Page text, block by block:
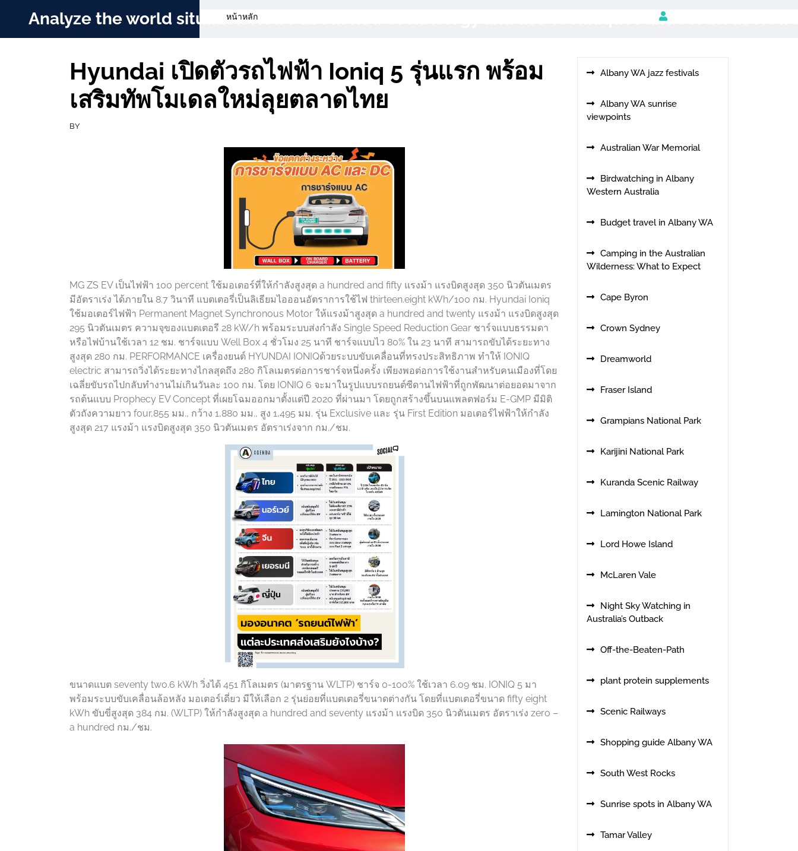
Analyze the world situation News about new technology and use Techniques and Methods
หน้าหลัก
Hyundai เปิดตัวรถไฟฟ้า Ioniq 5 รุ่นแรก พร้อม
เสริมทัพโมเดลใหม่ลุยตลาดไทย
BY
MG ZS EV เป็นไฟฟ้า 100 percent ใช้มอเตอร์ที่ให้กำลังสูงสุด a hundred and fifty แรงม้า แรงบิดสูงสุด 350 นิวตันเมตร
มีอัตราเร่ง ได้ภายใน 8.7 วินาที แบตเตอรี่เป็นลิเธียมไอออนอัตราการใช้ไฟ thirteen.eight kWh/100 กม. Hyundai Ioniq
ใช้มอเตอร์ไฟฟ้า Permanent Magnet Synchronous Motor ให้แรงม้าสูงสุด a hundred and twenty แรงม้า แรงบิดสูงสุด
295 นิวตันเมตร ความจุของแบตเตอรี 28 kW/h พร้อมระบบส่งกำลัง Single Speed Reduction Gear ชาร์จแบบธรรมดา
หรือไฟบ้านใช้เวลา 12 ชม. ชาร์จแบบ Well Box 4 ชั่วโมง 25 นาที ชาร์จแบบไว 80% ใน 23 นาที สามารถขับได้ระยะทาง
สูงสุด 280 กม. PERFORMANCE เครื่องยนต์ HYUNDAI IONIQด้วยระบบขับเคลื่อนที่ทรงประสิทธิภาพ ทำให้ IONIQ
electric สามารถวิ่งได้ระยะทางไกลสุดถึง 280 กิโลเมตรต่อการชาร์จหนึ่งครั้ง เพียงพอต่อการใช้งานสำหรับคนเมืองที่โดย
เฉลี่ยขับรถไปกลับทำงานไม่เกินวันละ 100 กม. โดย IONIQ 6 จะมาในรูปแบบรถยนต์ซีดานไฟฟ้าที่ถูกพัฒนาต่อยอดมาจาก
รถต้นแบบ Prophecy EV Concept ที่เผยโฉมออกมาตั้งแต่ปี 2020 ที่ผ่านมา โดยถูกสร้างขึ้นบนแพลตฟอร์ม E-GMP มีมิติ
ตัวถังความยาว four,855 มม., กว้าง 1,880 มม., สูง 1,495 มม. รุ่น Exclusive และ รุ่น First Edition มอเตอร์ไฟฟ้าให้กำลัง
สูงสุด 217 แรงม้า แรงบิดสูงสุด 350 นิวตันเมตร อัตราเร่งจาก กม./ชม.
ขนาดแบต seventy two.6 kWh วิ่งได้ 451 กิโลเมตร (มาตรฐาน WLTP) ชาร์จ 0-100% ใช้เวลา 6.09 ชม. IONIQ 5 มา
พร้อมระบบขับเคลื่อนล้อหลัง มอเตอร์เดี่ยว มีให้เลือก 2 รุ่นย่อยที่แบตเตอรี่ขนาดต่างกัน โดยที่แบตเตอรี่ขนาด fifty eight
kWh ขับขี่สูงสุด 384 กม. (WLTP) ให้กำลังสูงสุด a hundred and seventy แรงม้า แรงบิด 350 นิวตันเมตร อัตราเร่ง zero –
a hundred กม./ชม.
Albany WA jazz festivals
Albany WA sunrise
viewpoints
Australian War Memorial
Birdwatching in Albany
Western Australia
Budget travel in Albany WA
Camping in the Australian
Wilderness: What to Expect
Cape Byron
Crown Sydney
Dreamworld
Fraser Island
Grampians National Park
Karijini National Park
Kuranda Scenic Railway
Lamington National Park
Lord Howe Island
McLaren Vale
Night Sky Watching in
Australia’s Outback
Off-the-Beaten-Path
plant protein supplements
Scenic Railways
Shopping guide Albany WA
South West Rocks
Sunrise spots in Albany WA
Tamar Valley